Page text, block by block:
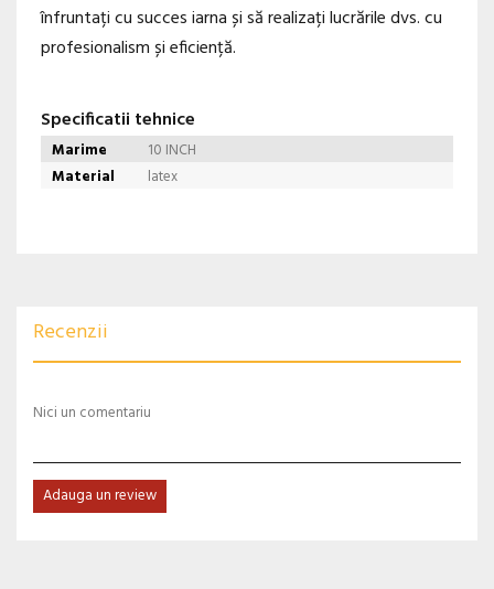
înfruntați cu succes iarna și să realizați lucrările dvs. cu
profesionalism și eficiență.
Specificatii tehnice
Marime
10 INCH
Material
latex
Recenzii
Nici un comentariu
Adauga un review